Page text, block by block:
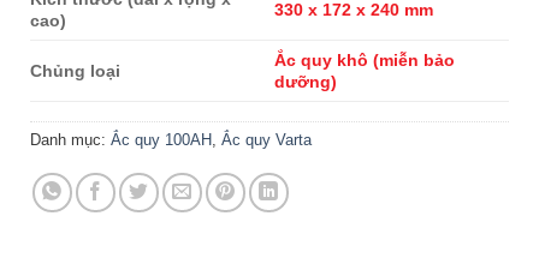
cao)
330 x 172 x 240 mm
Chủng loại
Ắc quy khô (miễn bảo
dưỡng)
Danh mục: Ắc quy 100AH Ắc quy Varta